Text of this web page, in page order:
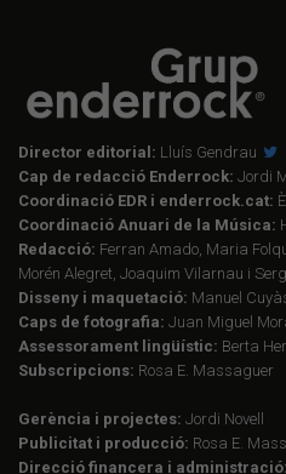
Director editorial: Lluís Gendrau
Cap de redacció Enderrock: Jordi
Coordinació EDR i enderrock.cat:
Coordinació Anuari de la Música:
Redacció: Ferran Amado, Maria
Morén Alegret, Joaquim Vilarnau i
Disseny i maquetació: Manuel
Caps de fotografia: Juan Miguel
Assessorament lingüístic: Berta
Subscripcions: Rosa E. Massaguer
Gerència i projectes: Jordi Novell
Publicitat i producció: Rosa E.
Direcció financera i administració: